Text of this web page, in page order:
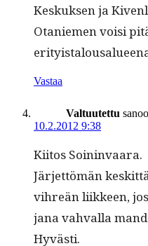
Keskuk­sen ja
Otaniemen voisi
Vastaa
Valtuutettu
10.2.2012 9:38
Kiitos Soin­in­vaara.
Jär­jet­tömän
vihreän liik­keen,
jana vah­val­la
Hyvästi.